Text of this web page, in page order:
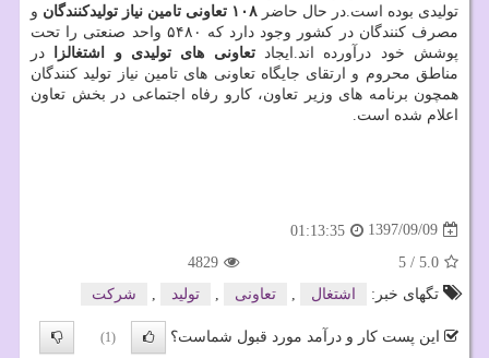
تولیدی بوده است.در حال حاضر ۱۰۸ تعاونی تامین نیاز تولیدكنندگان
و
مصرف كنندگان در كشور وجود دارد كه ۵۴۸۰ واحد صنعتی را تحت
پوشش خود درآورده اند.ایجادتعاونی های تولیدی و اشتغالزا در
مناطق محروم و ارتقای جایگاه تعاونی های تامین نیاز تولید كنندگان
همچون برنامه های وزیر تعاون، كارو رفاه اجتماعی در بخش تعاون
اعلام شده است.
1397/09/09
01:13:35
5.0
/
5
4829
تگهای خبر:
اشتغال تعاونی تولید شركت
این پست کار و درآمد مورد قبول شماست؟
(1)